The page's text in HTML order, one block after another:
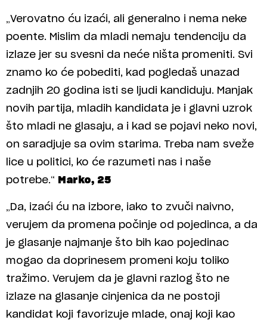
„Verovatno ću izaći, ali generalno i nema neke
poente. Mislim da mladi nemaju tendenciju da
izlaze jer su svesni da neće ništa promeniti. Svi
znamo ko će pobediti, kad pogledaš unazad
zadnjih 20 godina isti se ljudi kandiduju. Manjak
novih partija, mladih kandidata je i glavni uzrok
što mladi ne glasaju, a i kad se pojavi neko novi,
on saradjuje sa ovim starima. Treba nam sveže
lice u politici, ko će razumeti nas i naše
potrebe.“ Marko, 25
„Da, izaći ću na izbore, iako to zvuči naivno,
verujem da promena počinje od pojedinca, a da
je glasanje najmanje što bih kao pojedinac
mogao da doprinesem promeni koju toliko
tražimo. Verujem da je glavni razlog što ne
izlaze na glasanje cinjenica da ne postoji
kandidat koji favorizuje mlade, onaj koji kao